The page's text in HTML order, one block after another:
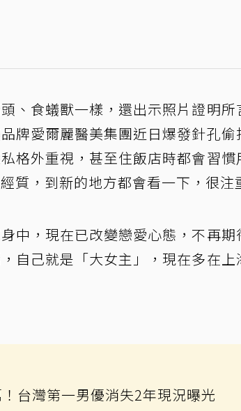
、食蟻獸一樣，還出示照片證明所
牌愛爾麗醫美集團近日爆發針孔
格外重視，甚至住飯店時都會習
質，到新的地方都會看一下，很注
中，現在已改變戀愛心態，不再期
自己就是「大女主」，現在多在
台灣第一男優消失2年現況曝光